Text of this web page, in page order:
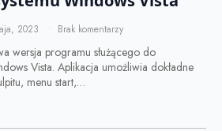
2023 Brak komentarzy
wersja programu służącego do
Vista. Aplikacja umożliwia dokładne
menu start,…